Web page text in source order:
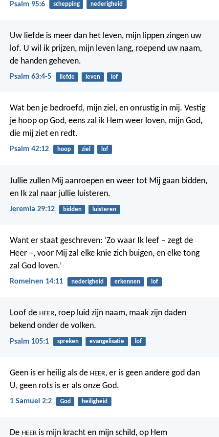
Psalm 95:6 schepping nederigheid
Uw liefde is meer dan het leven, mijn lippen zingen uw
lof. U wil ik prijzen, mijn leven lang, roepend uw naam,
de handen geheven.
Psalm 63:4-5 liefde leven lof
Wat ben je bedroefd, mijn ziel, en onrustig in mij. Vestig
je hoop op God, eens zal ik Hem weer loven, mijn God,
die mij ziet en redt.
Psalm 42:12 hoop ziel lof
Jullie zullen Mij aanroepen en weer tot Mij gaan bidden,
en Ik zal naar jullie luisteren.
Jeremia 29:12 bidden luisteren
Want er staat geschreven: ‘Zo waar Ik leef – zegt de
Heer –, voor Mij zal elke knie zich buigen, en elke tong
zal God loven.’
Romeinen 14:11 nederigheid erkennen lof
Loof de HEER, roep luid zijn naam, maak zijn daden
bekend onder de volken.
Psalm 105:1 spreken evangelisatie lof
Geen is er heilig als de HEER, er is geen andere god dan
U, geen rots is er als onze God.
1 Samuel 2:2 God heiligheid
De HEER is mijn kracht en mijn schild, op Hem